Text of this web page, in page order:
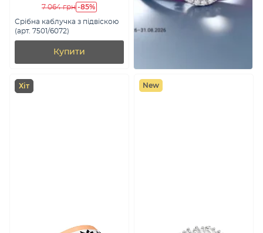
7 064 грн -85%
Срібна каблучка з підвіскою
(арт. 7501/6072)
Купити
Хіт New